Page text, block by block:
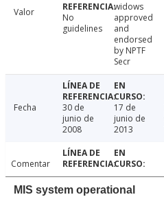
Valor
No
guidelines
widows
approved
and
endorsed
by NPTF
Secr
Fecha
30 de
junio de
2008
17 de
junio de
2013
Comentar
MIS system operational